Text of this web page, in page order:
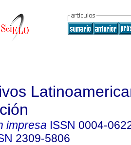
impresa ISSN 0004-
2309-5806